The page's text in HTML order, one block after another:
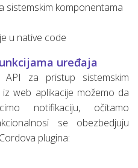
sistemskim komponentama
u native code
uređaja
API za pristup sistemskim
web aplikacije možemo da
notifikaciju, očitamo
se obezbedjuju
plugina: